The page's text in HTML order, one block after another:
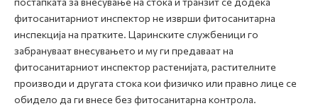
фитосанитарниот инспектор не изврши фитосанитарна
инспекција на пратките. Царинските службеници го
забрануваат внесувањето и му ги предаваат на
фитосанитарниот инспектор растенијата, растителните
производи и другата стока кои физичко или правно лице се
обидело да ги внесе без фитосанитарна контрола.